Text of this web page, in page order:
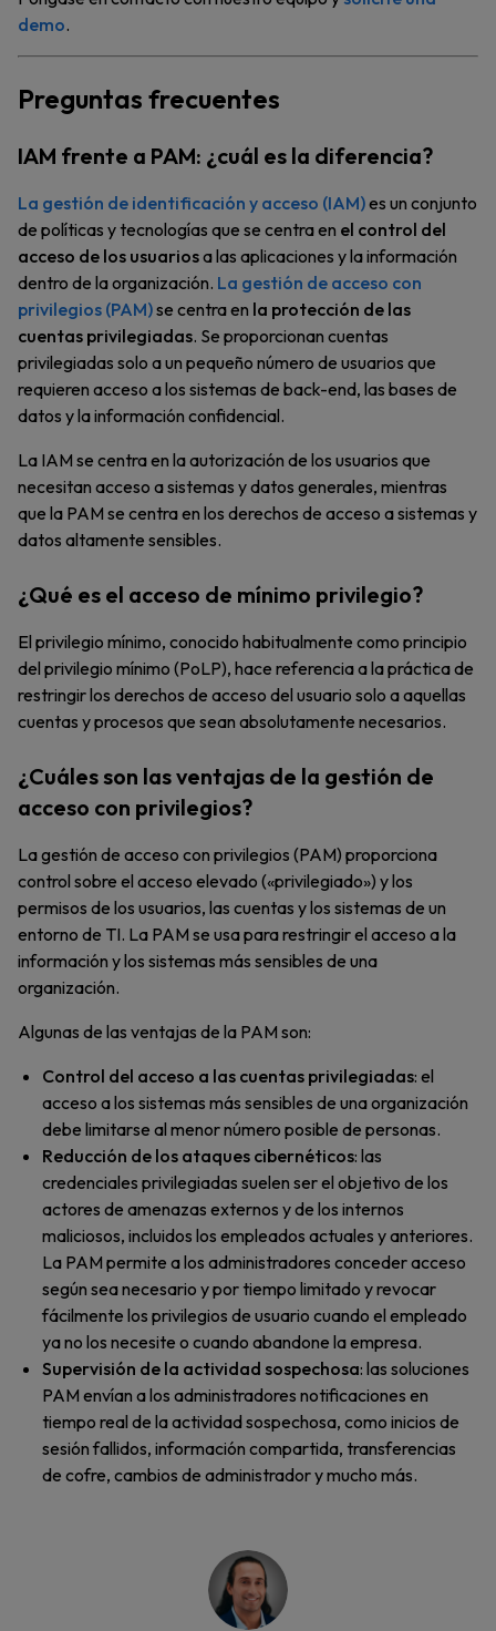
demo.
Preguntas frecuentes
IAM frente a PAM: ¿cuál es la diferencia?
La gestión de identificación y acceso (IAM)es un conjunto
de políticas y tecnologías que se centra en el control del
acceso de los usuariosa las aplicaciones y la información
dentro de la organización. La gestión de acceso con
privilegios (PAM)se centra en la protección de las
cuentas privilegiadas. Se proporcionan cuentas
privilegiadas solo a un pequeño número de usuarios que
requieren acceso a los sistemas de back-end, las bases de
datos y la información confidencial.
La IAM se centra en la autorización de los usuarios que
necesitan acceso a sistemas y datos generales, mientras
que la PAM se centra en los derechos de acceso a sistemas y
datos altamente sensibles.
¿Qué es el acceso de mínimo privilegio?
El privilegio mínimo, conocido habitualmente como principio
del privilegio mínimo (PoLP), hace referencia a la práctica de
restringir los derechos de acceso del usuario solo a aquellas
cuentas y procesos que sean absolutamente necesarios.
¿Cuáles son las ventajas de la gestión de
acceso con privilegios?
La gestión de acceso con privilegios (PAM) proporciona
control sobre el acceso elevado («privilegiado») y los
permisos de los usuarios, las cuentas y los sistemas de un
entorno de TI. La PAM se usa para restringir el acceso a la
información y los sistemas más sensibles de una
organización.
Algunas de las ventajas de la PAM son:
Control del acceso a las cuentas privilegiadas: el
acceso a los sistemas más sensibles de una organización
debe limitarse al menor número posible de personas.
Reducción de los ataques cibernéticos: las
credenciales privilegiadas suelen ser el objetivo de los
actores de amenazas externos y de los internos
maliciosos, incluidos los empleados actuales y anteriores.
La PAM permite a los administradores conceder acceso
según sea necesario y por tiempo limitado y revocar
fácilmente los privilegios de usuario cuando el empleado
ya no los necesite o cuando abandone la empresa.
Supervisión de la actividad sospechosa: las soluciones
PAM envían a los administradores notificaciones en
tiempo real de la actividad sospechosa, como inicios de
sesión fallidos, información compartida, transferencias
de cofre, cambios de administrador y mucho más.